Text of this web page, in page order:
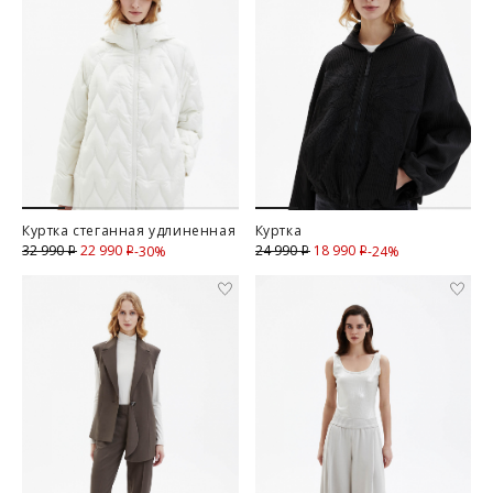
Куртка стеганная удлиненная
32 990i 22 990 iСкидка
-30%
Куртка
24 990i 18 990 iСкидка
-24%